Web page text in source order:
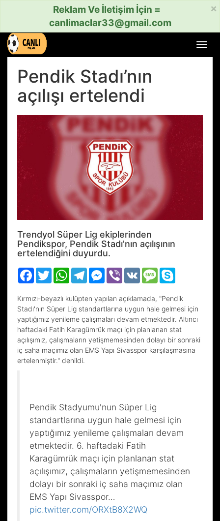
×
Reklam Ve İletişim İçin =
canlimaclar33@gmail.com
aç
Pendik Stadı’nın
açılışı ertelendi
Trendyol Süper Lig ekiplerinden
Pendikspor, Pendik Stadı'nın açılışının
ertelendiğini duyurdu.
Facebook
TwitterWhatsAppTelegramMessenger
Viber VK Message
Kırmızı-beyazlı kulüpten yapılan açıklamada, "Pendik
Stadı'nın Süper Lig standartlarına uygun hale gelmesi için
yaptığımız yenileme çalışmaları devam etmektedir. Altıncı
haftadaki Fatih Karagümrük maçı için planlanan stat
açılışımız, çalışmaların yetişmemesinden dolayı bir sonraki
iç saha maçımız olan EMS Yapı Sivasspor karşılaşmasına
ertelenmiştir." denildi.
Pendik Stadyumu'nun Süper Lig
standartlarına uygun hale gelmesi için
yaptığımız yenileme çalışmaları devam
etmektedir. 6. haftadaki Fatih
Karagümrük maçı için planlanan stat
açılışımız, çalışmaların yetişmemesinden
dolayı bir sonraki iç saha maçımız olan
EMS Yapı Sivasspor…
pic.twitter.com/ORXtB8X2WQ